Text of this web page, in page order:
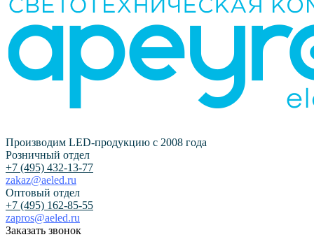
Производим LED-продукцию с 2008 года
Розничный отдел
+7 (495) 432-13-77
zakaz@aeled.ru
Оптовый отдел
+7 (495) 162-85-55
zapros@aeled.ru
Заказать звонок